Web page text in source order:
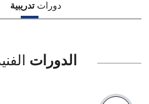
دوراتتدريبية
الدورات